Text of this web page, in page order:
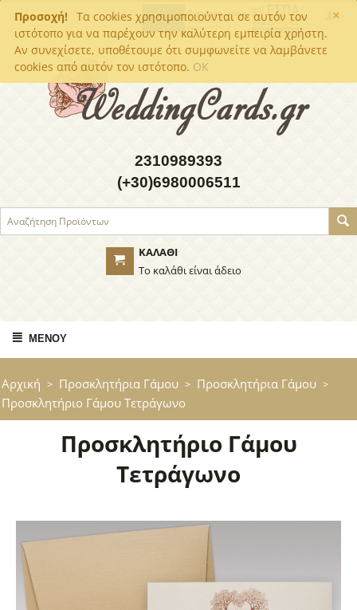
×
Προσοχή!
Τα cookies χρησιμοποιούνται σε αυτόν τον
ιστότοπο για να παρέχουν την καλύτερη εμπειρία χρήστη.
Αν συνεχίσετε, υποθέτουμε ότι συμφωνείτε να λαμβάνετε
cookies από αυτόν τον ιστότοπο. OK
2310989393
(+30)6980006511
ΚΑΛΆΘΙ
Το καλάθι είναι άδειο
ΜΕΝΟΎ
Αρχική > Προσκλητήρια Γάμου > Προσκλητήρια Γάμου >
Προσκλητήριο Γάμου Τετράγωνο
Προσκλητήριο Γάμου
Τετράγωνο